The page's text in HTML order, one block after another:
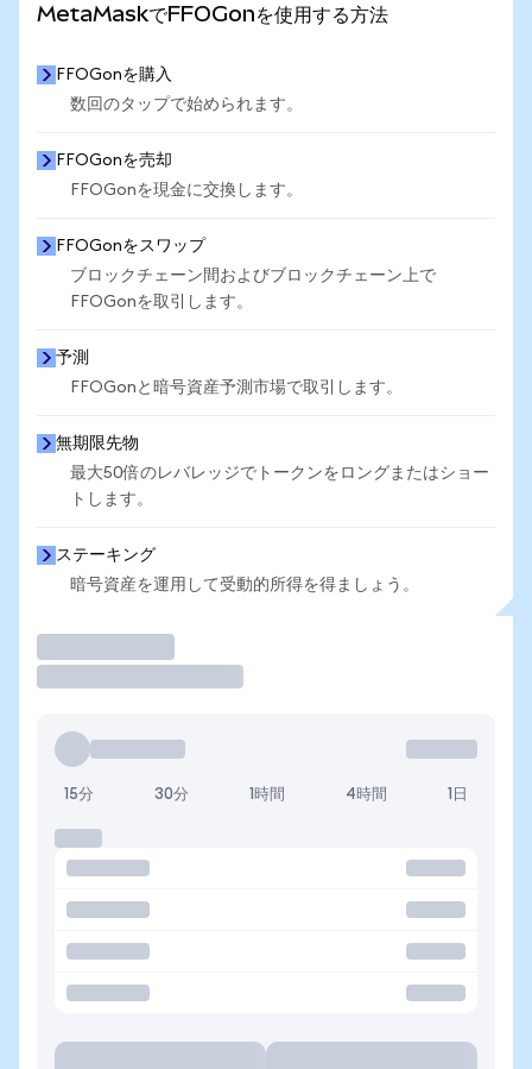
MetaMaskでFFOGonを使用する方法
FFOGonを購入
数回のタップで始められます。
FFOGonを売却
FFOGonを現金に交換します。
FFOGonをスワップ
ブロックチェーン間およびブロックチェーン上で
FFOGonを取引します。
予測
FFOGonと暗号資産予測市場で取引します。
無期限先物
最大50倍のレバレッジでトークンをロングまたはショー
トします。
ステーキング
暗号資産を運用して受動的所得を得ましょう。
15分 30分 1時間 4時間 1日